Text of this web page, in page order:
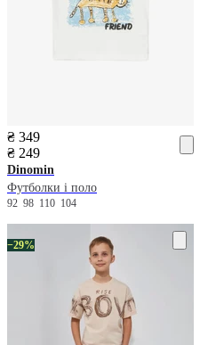
₴ 349
₴ 249
Dinomin
Футболки і поло
92 98 110 104
−29%